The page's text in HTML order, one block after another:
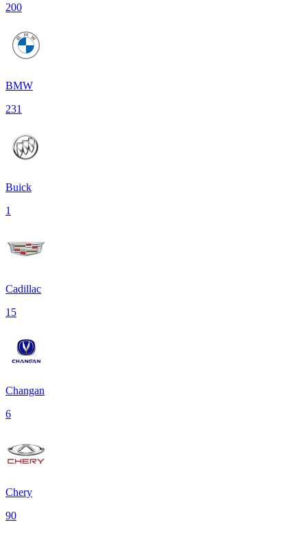
200
BMW
231
Buick
1
Cadillac
15
Changan
6
Chery
90